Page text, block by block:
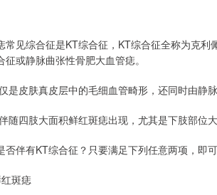
常见综合征是KT综合征，KT综合征全称为克
或静脉曲张性骨肥大血管痣。
是皮肤真皮层中的毛细血管畸形，还同时由静
随四肢大面积鲜红斑痣出现，尤其是下肢部位
否伴有KT综合征？只要满足下列任意两项，即
斑痣